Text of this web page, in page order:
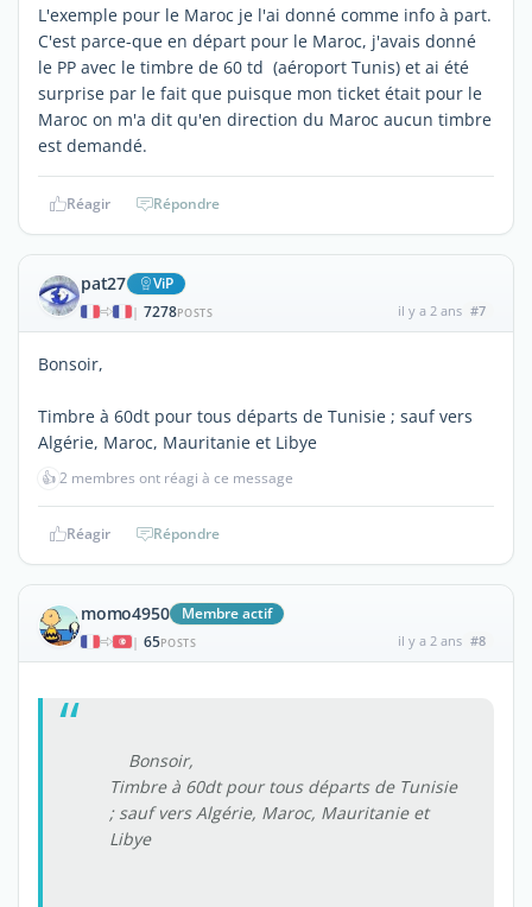
L'exemple pour le Maroc je l'ai donné comme info à part.
C'est parce-que en départ pour le Maroc, j'avais donné
le PP avec le timbre de 60 td (aéroport Tunis) et ai été
surprise par le fait que puisque mon ticket était pour le
Maroc on m'a dit qu'en direction du Maroc aucun timbre
est demandé.
Réagir Répondre
pat27 ViP
| 7278POSTS il y a 2 ans #7
Bonsoir,
Timbre à 60dt pour tous départs de Tunisie ; sauf vers
Algérie, Maroc, Mauritanie et Libye
👍2 membres ont réagi à ce message
Réagir Répondre
momo4950 Membre actif
| 65POSTS il y a 2 ans #8
Bonsoir,
Timbre à 60dt pour tous départs de Tunisie
; sauf vers Algérie, Maroc, Mauritanie et
Libye